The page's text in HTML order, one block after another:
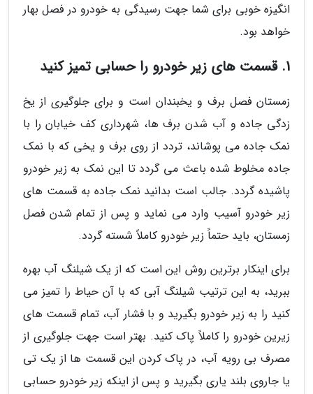
انگیزه خوبی برای شما جهت رسیدگی به خودرو در فصل بهار
خواهد بود.
1. قسمت های زیر خودرو را حسابی تمیز کنید
زمستان فصل برف و یخبندان است و برای جلوگیری از یخ
زدگی جاده و آب شدن برف ها، شهرداری کف خیابان را با
نمک جاده می پوشاند، تردد از روی برف و یخی که با نمک
جاده مخلوط شده باعث می گردد تا این نمک به زیر خودرو
پاشیده گردد. جالب است بدانید نمک جاده به قسمت های
زیر خودرو آسیب وارد می نماید و پس از تمام شدن فصل
زمستان، باید حتماً زیر خودرو کاملاً شسته گردد.
برای اینکار برترین روش این است که از یک شیلنگ آب بهره
ببرید، به این ترتیب شیلنگ آبی که با آن حیاط را تمیز می
کنید را به زیر خودرو بگیرید و با فشار آب، تمام قسمت های
زیرین خودرو را کاملاً پاک کنید. بهتر است جهت جلوگیری از
مصرف بی رویه آب، در پاک کردن این قسمت ها از یک تی
یا جاروی بلند یاری بگیرید و پس از اینکه زیر خودرو حسابی